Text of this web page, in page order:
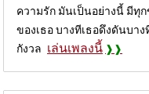
ความรัก มันเป็นอย่างนี้ มีทุ
ของเธอ บางทีเธอดึงดันบา
กังวล เล่นเพลงนี้